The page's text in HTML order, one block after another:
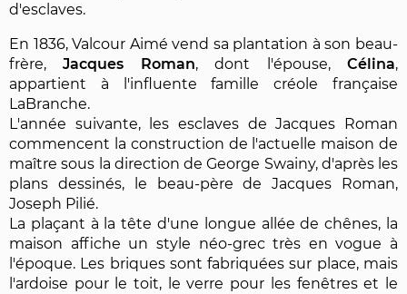
d'esclaves.
En 1836, Valcour Aimé vend sa plantation à son beau-
frère,Jacques Roman, dont l'épouse,Célina,
appartient à l'influente famille créole française
LaBranche.
L'année suivante, les esclaves de Jacques Roman
commencent la construction de l'actuelle maison de
maître sous la direction de George Swainy, d'après les
plans dessinés, le beau-père de Jacques Roman,
Joseph Pilié.
La plaçant à la tête d'une longue allée de chênes, la
maison affiche un style néo-grec très en vogue à
l'époque. Les briques sont fabriquées sur place, mais
l'ardoise pour le toit, le verre pour les fenêtres et le